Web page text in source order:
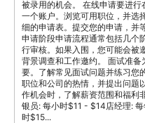
被录用的机会。 在线申请要进
一个账户。浏览可用职位，并选
细的申请表。提交您的申请，并
申请阶段申请流程通常包括几个
行审核。如果入围，您可能会被
背景调查和工作邀约。 面试准
要。了解常见面试问题并练习您
职位和公司的热情，并提出问题
作机会时，了解薪资范围和福利
银员: 每小时$11 - $14店经理:
时$15...